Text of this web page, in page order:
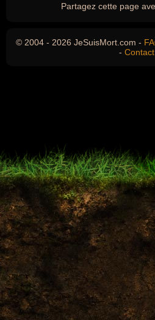
Partagez cette page
© 2004 - 2026 JeSuisMort.com -
- Contact